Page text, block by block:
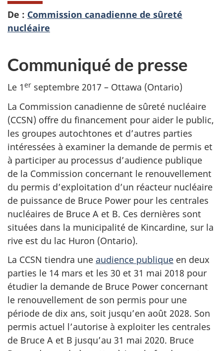
De : Commission canadienne de sûreté
nucléaire
Communiqué de presse
Le 1er septembre 2017 – Ottawa (Ontario)
La Commission canadienne de sûreté nucléaire
(CCSN) offre du financement pour aider le public,
les groupes autochtones et d’autres parties
intéressées à examiner la demande de permis et
à participer au processus d’audience publique
de la Commission concernant le renouvellement
du permis d’exploitation d’un réacteur nucléaire
de puissance de Bruce Power pour les centrales
nucléaires de Bruce A et B. Ces dernières sont
situées dans la municipalité de Kincardine, sur la
rive est du lac Huron (Ontario).
La CCSN tiendra une audience publique en deux
parties le 14 mars et les 30 et 31 mai 2018 pour
étudier la demande de Bruce Power concernant
le renouvellement de son permis pour une
période de dix ans, soit jusqu’en août 2028. Son
permis actuel l’autorise à exploiter les centrales
de Bruce A et B jusqu’au 31 mai 2020. Bruce